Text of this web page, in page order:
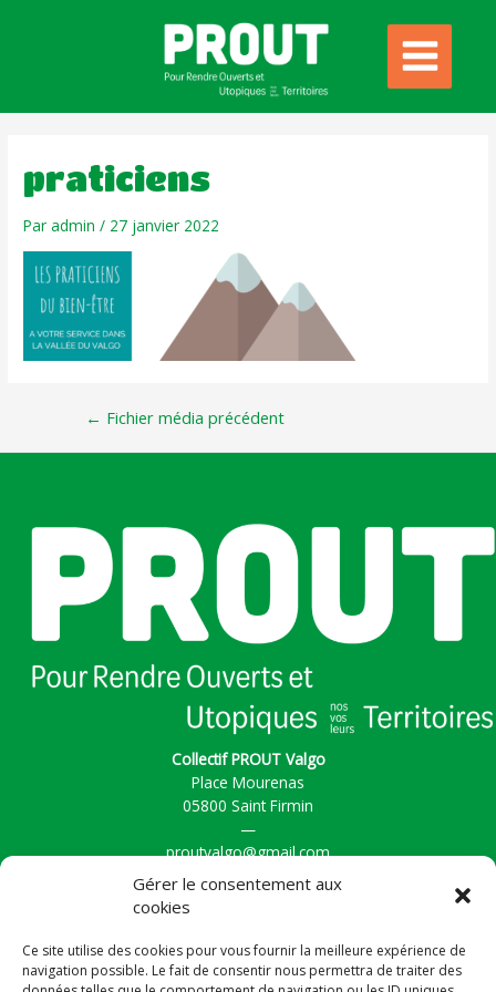
Gérer le consentement aux
cookies
Ce site utilise des cookies pour vous fournir la meilleure expérience de
navigation possible. Le fait de consentir nous permettra de traiter des
praticiens
Paradmin/ 27 janvier 2022
← Fichier média précédent
Collectif PROUT Valgo
Place Mourenas
05800 Saint Firmin
—
proutvalgo@gmail.com
Actualités
La Vallée